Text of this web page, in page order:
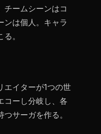
チームシーンはコ
ンは個人。キャラ
。
エイターが1つの世
コーし分岐し、各
サーガを作る。